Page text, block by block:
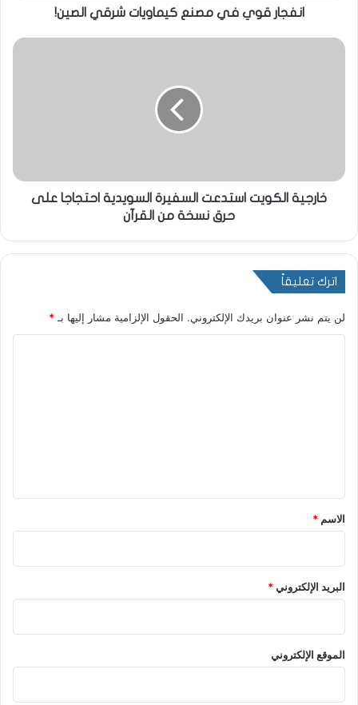
انفجار قوي في مصنع كيماويات شرقي الصين!
خارجية الكويت استدعت السفيرة السويدية احتجاجا على
حرق نسخة من القرآن
اترك تعليقاً
لن يتم نشر عنوان بريدك الإلكتروني. الحقول الإلزامية مشار إليها بـ*
*
الاسم *
البريد الإلكتروني*
الموقع الإلكتروني